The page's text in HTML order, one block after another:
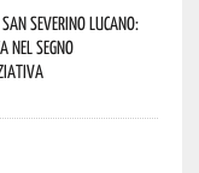
Severino Lucano:
nel segno